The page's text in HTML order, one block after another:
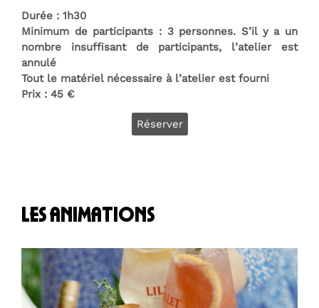
Durée : 1h30
Minimum de participants : 3 personnes. S’il y a un
nombre insuffisant de participants, l’atelier est
annulé
Tout le matériel nécessaire à l’atelier est fourni
Prix : 45 €
Réserver
les animations